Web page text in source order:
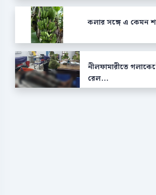
কলার সঙ্গে এ কেমন
নীলফামারীতে
রেল...